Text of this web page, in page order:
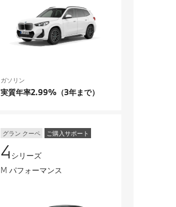
ガソリン
実質年率2.99%（3年まで）
グラン クーペ ご購入サポート
4 シリーズ
M パフォーマンス